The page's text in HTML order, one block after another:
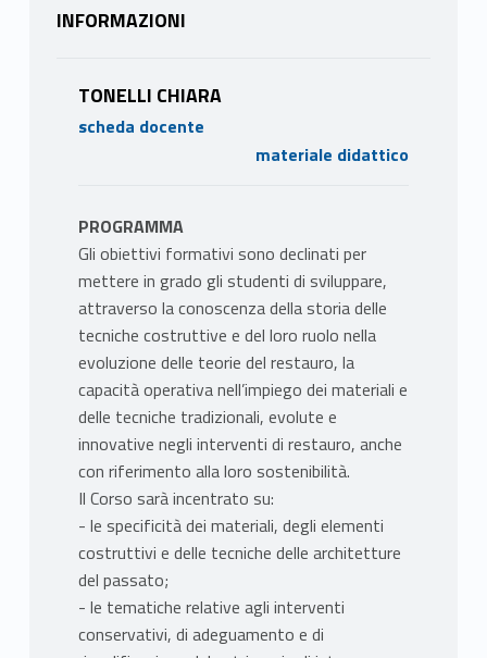
INFORMAZIONI
TONELLI CHIARA
scheda docente
materiale didattico
PROGRAMMA
Gli obiettivi formativi sono declinati per
mettere in grado gli studenti di sviluppare,
attraverso la conoscenza della storia delle
tecniche costruttive e del loro ruolo nella
evoluzione delle teorie del restauro, la
capacità operativa nell’impiego dei materiali e
delle tecniche tradizionali, evolute e
innovative negli interventi di restauro, anche
con riferimento alla loro sostenibilità.
Il Corso sarà incentrato su:
- le specificità dei materiali, degli elementi
costruttivi e delle tecniche delle architetture
del passato;
- le tematiche relative agli interventi
conservativi, di adeguamento e di